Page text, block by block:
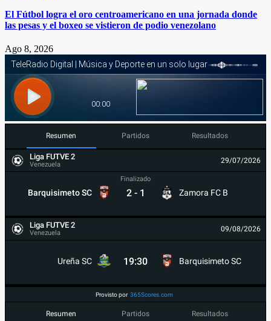
El Fútbol logra el oro centroamericano en una jornada donde
las pesas y el boxeo se vistieron de podio venezolano
Ago 8, 2026
Resumen Partidos Resultados
Liga FUTVE 2
Venezuela 29/07/2026
Barquisimeto SC
Finalizado
2 - 1 Zamora FC B
Liga FUTVE 2
Venezuela 09/08/2026
Ureña SC 19:30 Barquisimeto SC
Provisto por 365Scores.com
Resumen Partidos Resultados